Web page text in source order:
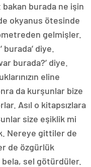
bakan burada ne işin
okyanus ötesinde
gelmişler.
diye.
burada?’ diye.
eline
da kurşunlar bize
Asıl o kitapsızlara
size eşiklik mi
Nereye gittiler de
de özgürlük
sel götürdüler.